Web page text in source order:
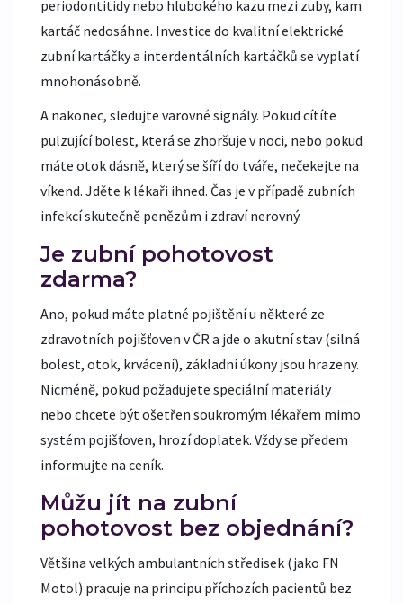
periodontitidy nebo hlubokého kazu mezi zuby, kam
kartáč nedosáhne. Investice do kvalitní elektrické
zubní kartáčky a interdentálních kartáčků se vyplatí
mnohonásobně.
A nakonec, sledujte varovné signály. Pokud cítíte
pulzující bolest, která se zhoršuje v noci, nebo pokud
máte otok dásně, který se šíří do tváře, nečekejte na
víkend. Jděte k lékaři ihned. Čas je v případě zubních
infekcí skutečně penězům i zdraví nerovný.
Je zubní pohotovost
zdarma?
Ano, pokud máte platné pojištění u některé ze
zdravotních pojišťoven v ČR a jde o akutní stav (silná
bolest, otok, krvácení), základní úkony jsou hrazeny.
Nicméně, pokud požadujete speciální materiály
nebo chcete být ošetřen soukromým lékařem mimo
systém pojišťoven, hrozí doplatek. Vždy se předem
informujte na ceník.
Můžu jít na zubní
pohotovost bez objednání?
Většina velkých ambulantních středisek (jako FN
Motol) pracuje na principu příchozích pacientů bez